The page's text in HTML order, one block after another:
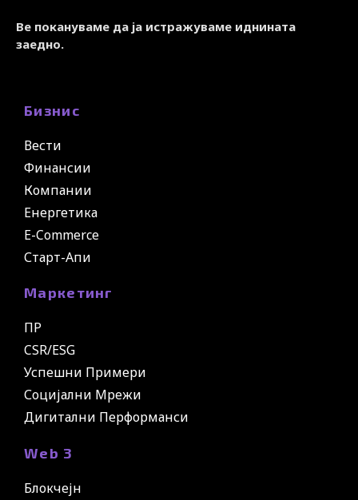
Ве покануваме да ја истражуваме иднината
заедно.
Бизнис
Вести
Финансии
Компании
Енергетика
E-Commerce
Старт-Апи
Маркетинг
ПР
CSR/ESG
Успешни Примери
Социјални Мрежи
Дигитални Перформанси
Web 3
Блокчејн